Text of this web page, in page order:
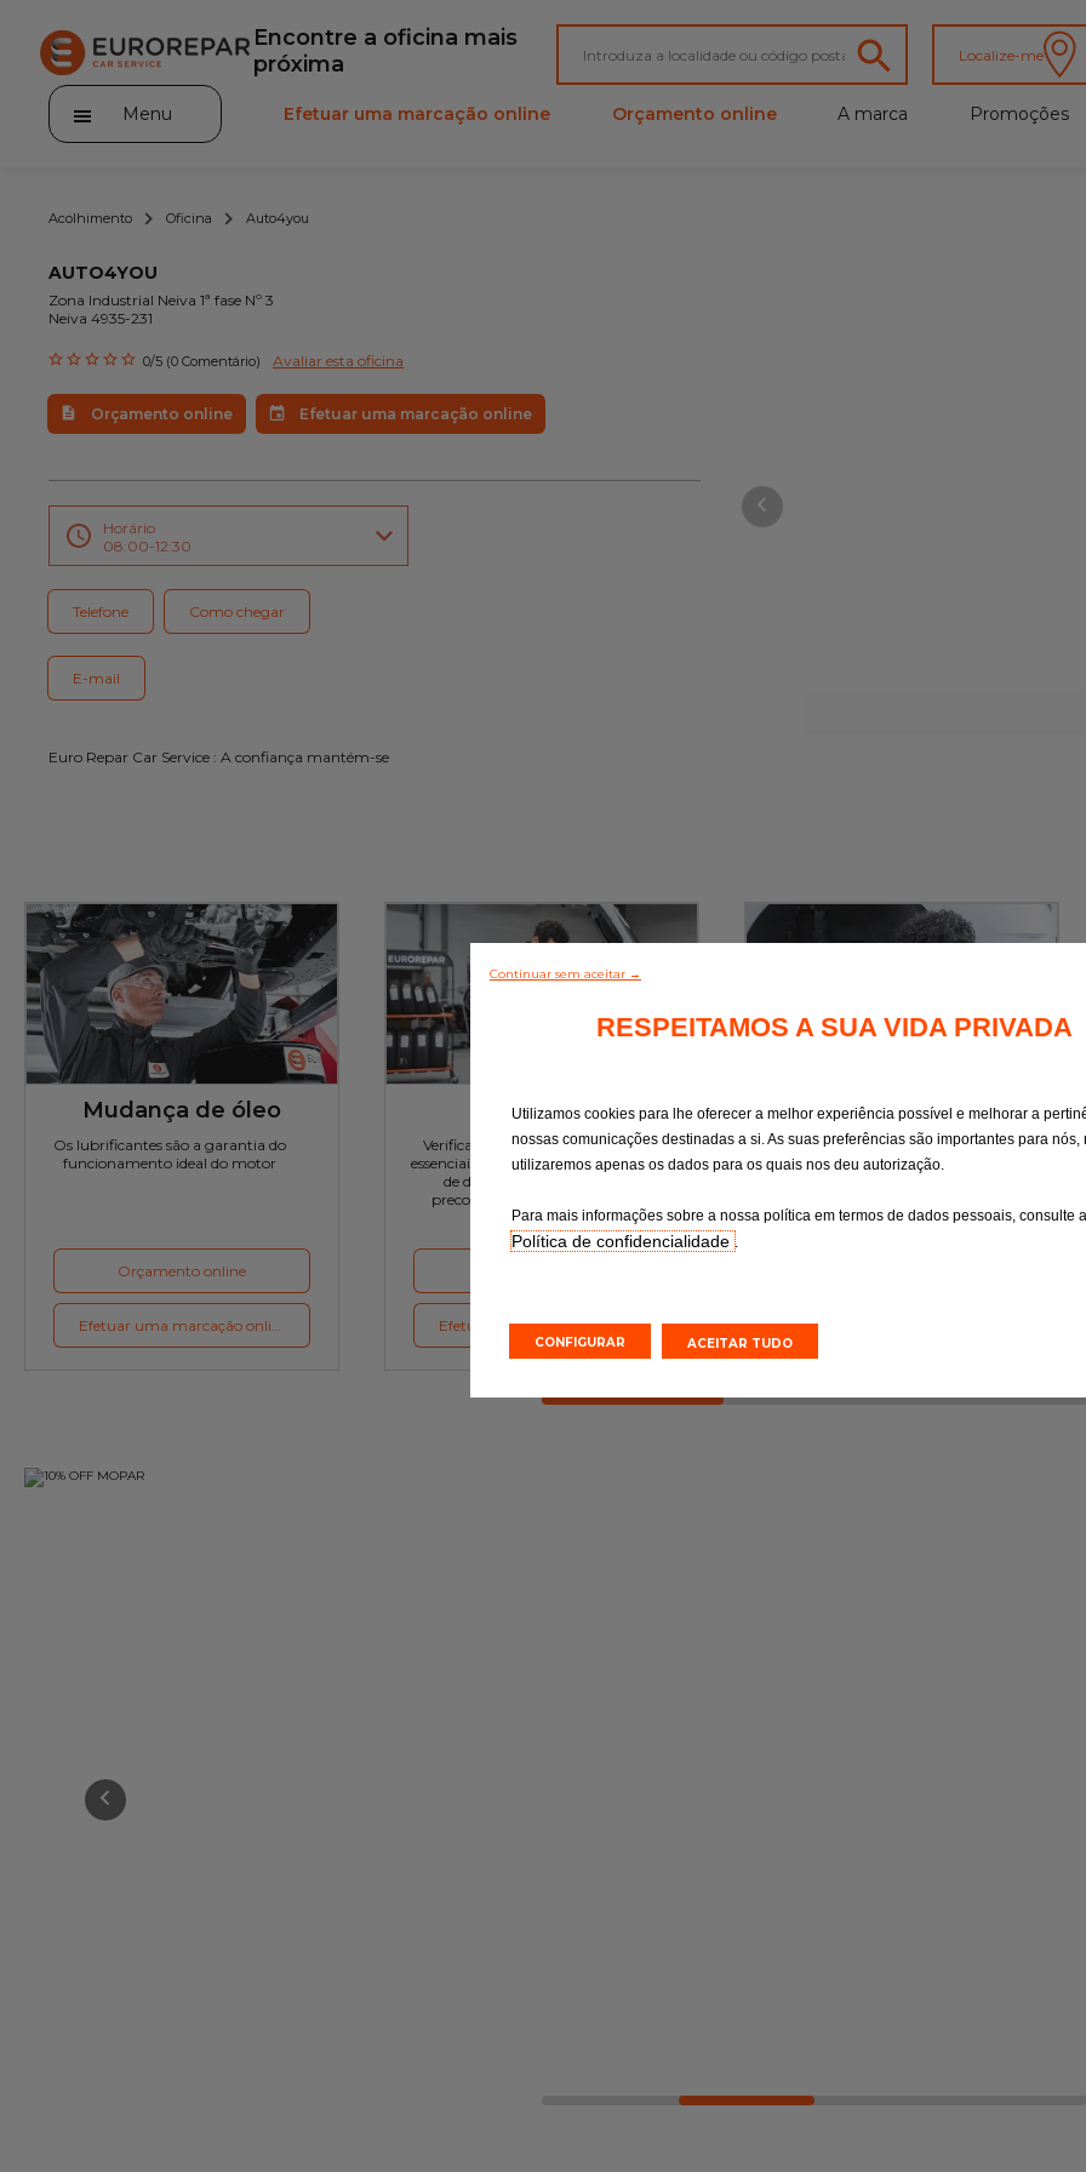
Encontre a oficina mais
próxima
Localize-me
Menu
A marca
Promoções
Noticias
Serviços
Gama Eurorepar
Efetuar uma marcação online Orçamento online A marca Promoções
Acolhimento Oficina Auto4you
AUTO4YOU
Zona Industrial Neiva 1ª fase Nº 3
Neiva 4935-231
0/5 (0 Comentário) Avaliar esta oficina
Orçamento online Efetuar uma marcação online
Horário
08:00-12:30
Telefone Como chegar
E-mail
Euro Repar Car Service : A confiança mantém-se
Mudança de óleo
Os lubrificantes são a garantia do
funcionamento ideal do motor
Orçamento online
Efetuar uma marcação online
Revisão
Verificação rigorosa dos pontos
essenciais e a substituição de peças
de desgaste consoante as
preconizações do fabricante.
Efetuar uma marcação online
Travagem
Uma travagem eficaz para um
perfeito domínio da sua viatura
Continuar sem aceitar →
RESPEITAMOS A SUA VIDA PRIVADA
Utilizamos cookies para lhe oferecer a melhor experiência possível e melhorar a
nossas comunicações destinadas a si. As suas preferências são importantes para nós,
utilizaremos apenas os dados para os quais nos deu autorização.
Para mais informações sobre a nossa política em termos de dados pessoais, consulte
Política de confidencialidade .
CONFIGURAR ACEITAR TUDO